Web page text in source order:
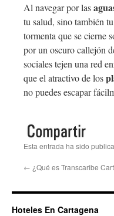
Al navegar por las
tu salud, sino también
tormenta que se cierne
por un oscuro callejón
sociales tejen una red
que el atractivo de los
no puedes escapar
Esta entrada ha sido
← ¿Qué es Transcaribe
Hoteles En Cartagena